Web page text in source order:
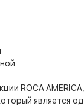
ROCA
является